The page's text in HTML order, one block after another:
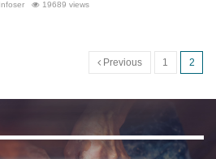
Infoser 19689 views
Previous 1 2